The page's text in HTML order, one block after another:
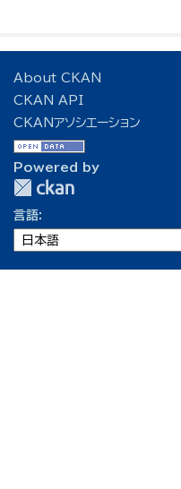
About CKAN
CKAN API
CKANアソシエーション
Powered by
言語